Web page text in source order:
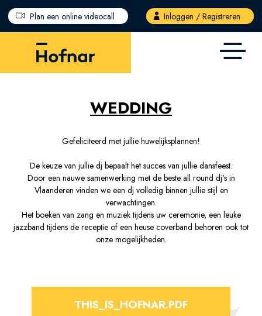
Overslaan en naar de inhoud gaan
Plan een online videocall
Inloggen / Registreren
WEDDING
Gefeliciteerd met jullie huwelijksplannen!
De keuze van jullie dj bepaalt het succes van jullie dansfeest.
Door een nauwe samenwerking met de beste all round dj's in
Vlaanderen vinden we een dj volledig binnen jullie stijl en
verwachtingen.
Het boeken van zang en muziek tijdens uw ceremonie, een leuke
jazzband tijdens de receptie of een heuse coverband behoren ook tot
onze mogelijkheden.
THIS_IS_HOFNAR.PDF